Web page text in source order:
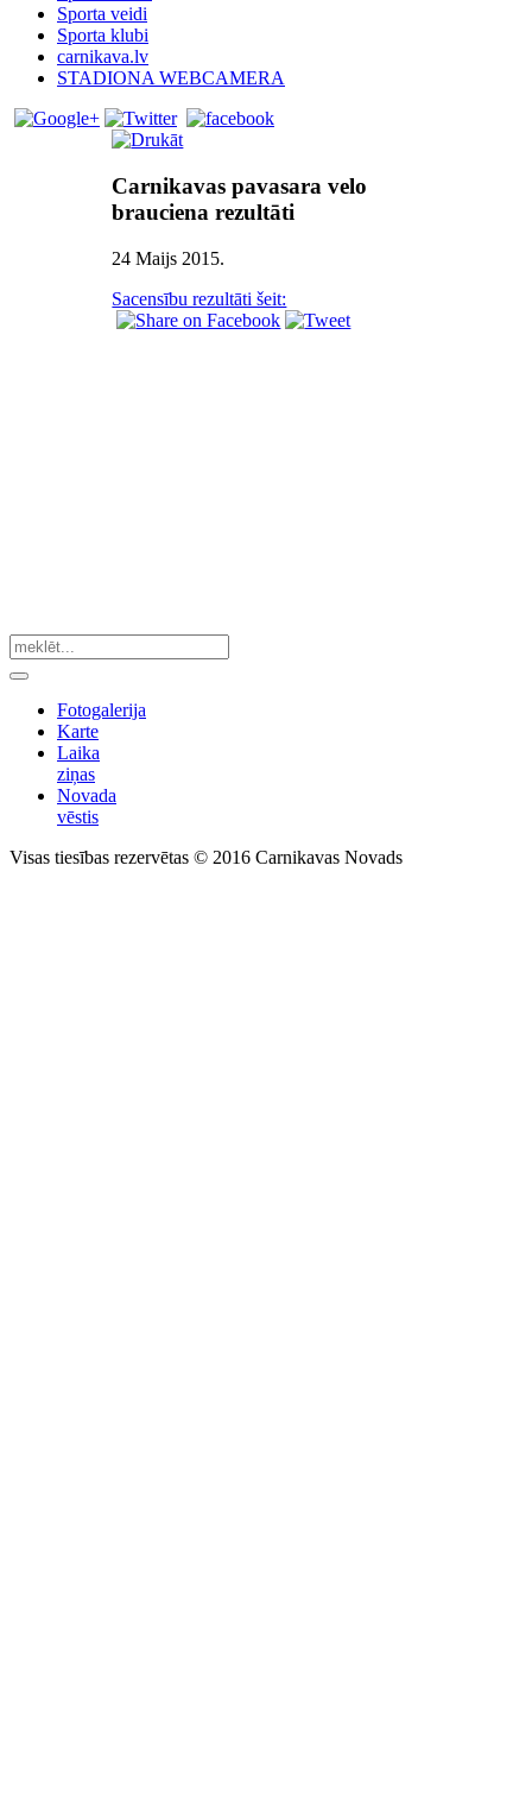
Sporta veidi
Sporta klubi
carnikava.lv
STADIONA WEBCAMERA
Carnikavas pavasara velo
brauciena rezultāti
24 Maijs 2015.
Sacensību rezultāti šeit:
Fotogalerija
Karte
Laika
ziņas
Novada
vēstis
Visas tiesības rezervētas © 2016 Carnikavas Novads